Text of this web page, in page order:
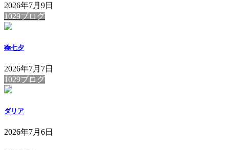
2026年7月9日
1029ブログ
🎋七夕
2026年7月7日
1029ブログ
ダリア
2026年7月6日